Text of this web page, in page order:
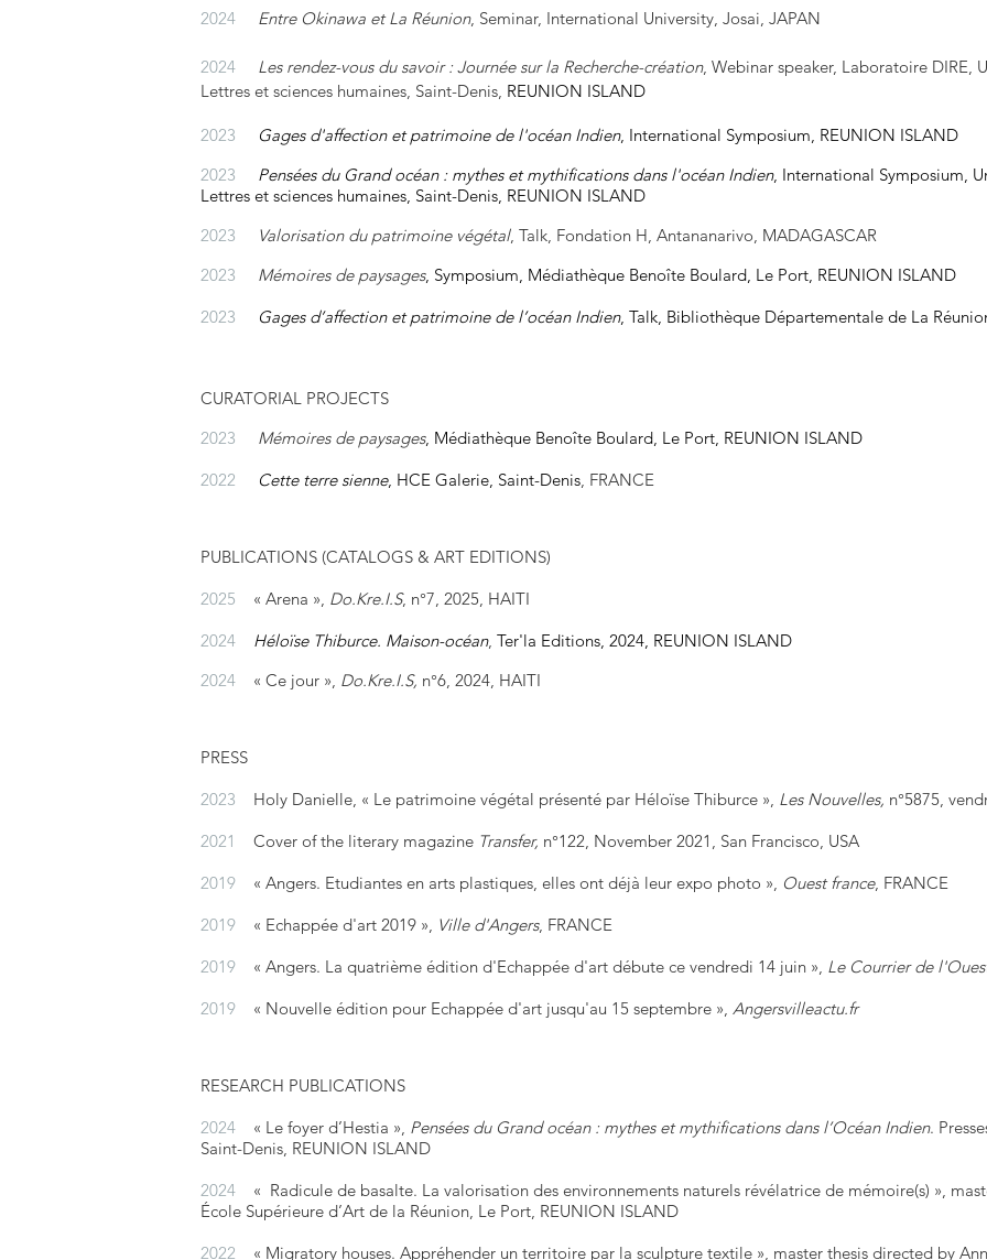
2024 Entre Okinawa et La Réunion, Seminar, International University, Josai, JAPAN
2024 Les rendez-vous du savoir : Journée sur la Recherche-création, Webinar speaker, Laboratoire DIRE,
Lettres et sciences humaines, Saint-Denis, REUNION ISLAND
2023 Gages d'affection et patrimoine de l'océan Indien, International Symposium, REUNION ISLAND
2023
Pensées du Grand océan : mythes et mythifications dans l'océan Indien, International Symposium,
Lettres et sciences humaines, Saint-Denis, REUNION ISLAND
2023
Valorisation du patrimoine végétal, Talk, Fondation H, Antananarivo, MADAGASCAR
2023
Mémoires de paysages, Symposium, Médiathèque Benoîte Boulard, Le Port, REUNION ISLAND
2023
Gages d’affection et patrimoine de l’océan Indien, Talk, Bibliothèque Départementale de La
CURATORIAL PROJECTS
2023
Mémoires de paysages, Médiathèque Benoîte Boulard, Le Port, REUNION ISLAND
2022
Cette terre sienne, HCE Galerie, Saint-Denis, FRANCE
PUBLICATIONS (CATALOGS & ART EDITIONS)
2025 « Arena », Do.Kre.I.S, n°7, 2025, HAITI
2024 Héloïse Thiburce. Maison-océan, Ter'la Editions, 2024, REUNION ISLAND
2024 « Ce jour », Do.Kre.I.S, n°6, 2024, HAITI
PRESS
2023 Holy Danielle, « Le patrimoine végétal présenté par Héloïse Thiburce », Les Nouvelles, n°5875,
2021 Cover of the literary magazine Transfer, n°122, November 2021, San Francisco, USA
2019
« Angers. Etudiantes en arts plastiques, elles ont déjà leur expo photo », Ouest france, FRANCE
2019
« Echappée d'art 2019 », Ville d'Angers, FRANCE
2019
« Angers. La quatrième édition d'Echappée d'art débute ce vendredi 14 juin », Le Courrier de
2019
« Nouvelle édition pour Echappée d'art jusqu'au 15 septembre », Angersvilleactu.fr
RESEARCH PUBLICATIONS
2024
« Le foyer d’Hestia », Pensées du Grand océan : mythes et mythifications dans l’Océan Indien.
Saint-Denis, REUNION ISLAND
2024
« Radicule de basalte. La valorisation des environnements naturels révélatrice de mémoire(s) »,
École Supérieure d’Art de la Réunion, Le Port, REUNION ISLAND
2022
« Migratory houses. Appréhender un territoire par la sculpture textile », master thesis directed by